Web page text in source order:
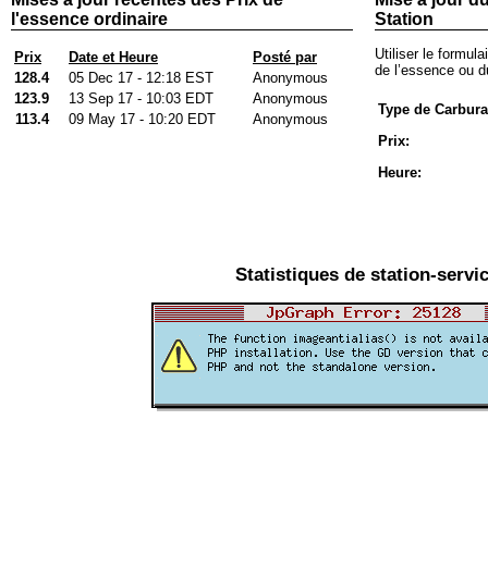
l'essence ordinaire
Prix Date et Heure
Posté par
128.4
05 Dec 17 - 12:18 EST
Anonymous
123.9
13 Sep 17 - 10:03 EDT
Anonymous
113.4
09 May 17 - 10:20 EDT Anonymous
Station
Utiliser le
de l’essence ou
Type de
Prix:
Heure:
Statistiques de station-